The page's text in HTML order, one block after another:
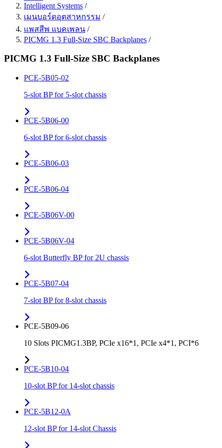
Intelligent Systems /
เมนบอร์ดอุตสาหกรรม /
แพสสีพ แบคเพลน /
PICMG 1.3 Full-Size SBC Backplanes /
PICMG 1.3 Full-Size SBC Backplanes
PCE-5B05-02
5-slot BP for 5-slot chassis
PCE-5B06-00
6-slot BP for 6-slot chassis
PCE-5B06-03
PCE-5B06-04
PCE-5B06V-00
PCE-5B06V-04
6-slot Butterfly BP for 2U chassis
PCE-5B07-04
7-slot BP for 8-slot chassis
PCE-5B09-06
10 Slots PICMG1.3BP, PCIe x16*1, PCIe x4*1, PCI*6
PCE-5B10-04
10-slot BP for 14-slot chassis
PCE-5B12-0A
12-slot BP for 14-slot Chassis